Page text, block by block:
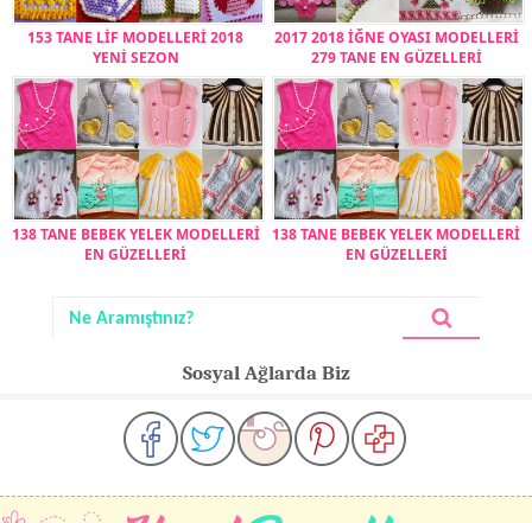
153 TANE LİF MODELLERİ 2018
YENİ SEZON
2017 2018 İĞNE OYASI MODELLERİ
279 TANE EN GÜZELLERİ
138 TANE BEBEK YELEK MODELLERİ
EN GÜZELLERİ
138 TANE BEBEK YELEK MODELLERİ
EN GÜZELLERİ
Sosyal Ağlarda Biz